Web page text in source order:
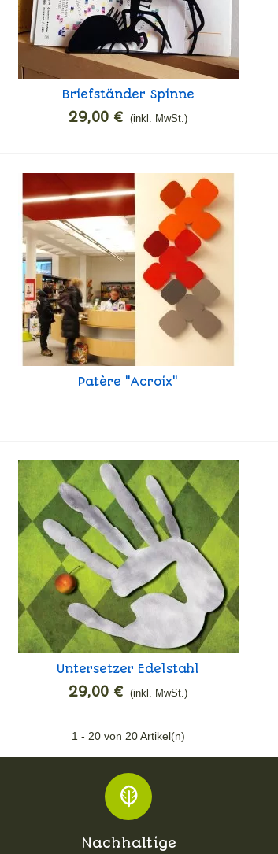
In den Warenkorb
Briefständer Spinne
29,00 € (inkl. MwSt.)
Vorschau
Patère "Acroix"
In den Warenkorb
Untersetzer Edelstahl
Handabdruck
29,00 € (inkl. MwSt.)
1 - 20 von 20 Artikel(n)
Nachhaltige